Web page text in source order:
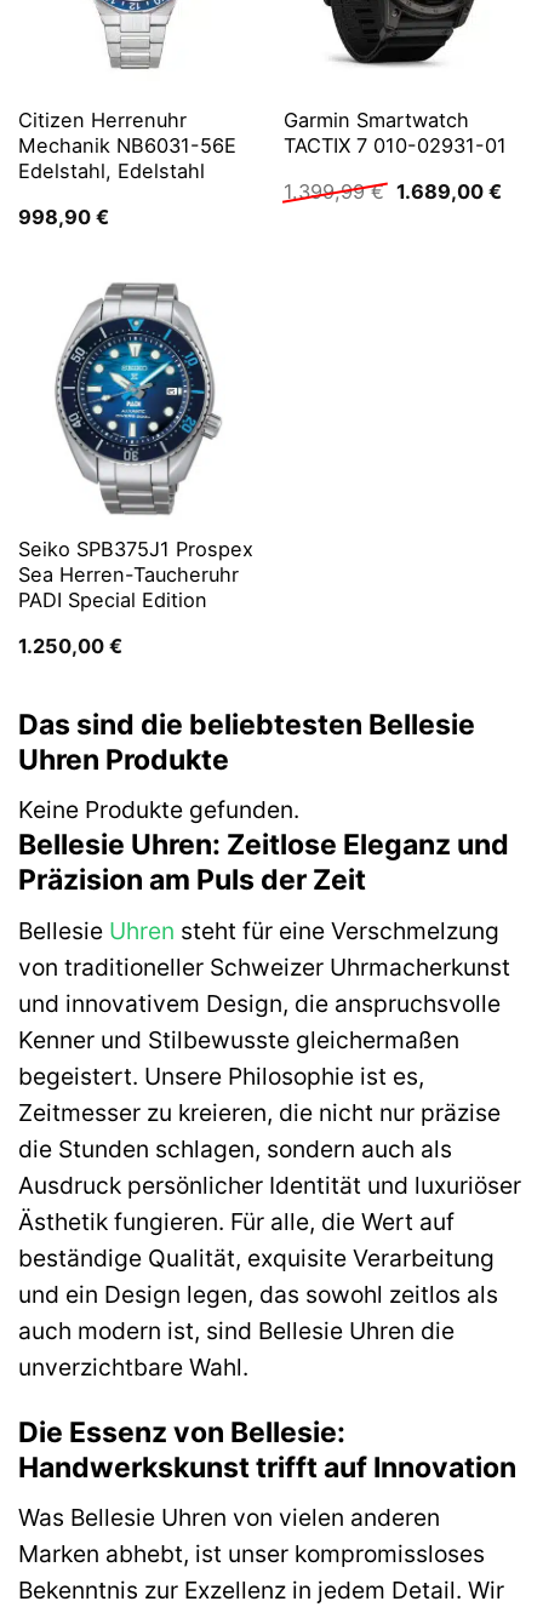
Citizen Herrenuhr
Mechanik NB6031-56E
Edelstahl, Edelstahl
998,90 €
Garmin Smartwatch
TACTIX 7 010-02931-01
1.399,99€ Ursprünglicher
1.689,00 €
Seiko SPB375J1 Prospex
Sea Herren-Taucheruhr
PADI Special Edition
1.250,00 €
Das sind die beliebtesten Bellesie
Uhren Produkte
Keine Produkte gefunden.
Bellesie Uhren: Zeitlose Eleganz und
Präzision am Puls der Zeit
Bellesie Uhren steht für eine Verschmelzung
von traditioneller Schweizer Uhrmacherkunst
und innovativem Design, die anspruchsvolle
Kenner und Stilbewusste gleichermaßen
begeistert. Unsere Philosophie ist es,
Zeitmesser zu kreieren, die nicht nur präzise
die Stunden schlagen, sondern auch als
Ausdruck persönlicher Identität und luxuriöser
Ästhetik fungieren. Für alle, die Wert auf
beständige Qualität, exquisite Verarbeitung
und ein Design legen, das sowohl zeitlos als
auch modern ist, sind Bellesie Uhren die
unverzichtbare Wahl.
Die Essenz von Bellesie:
Handwerkskunst trifft auf Innovation
Was Bellesie Uhren von vielen anderen
Marken abhebt, ist unser kompromissloses
Bekenntnis zur Exzellenz in jedem Detail. Wir